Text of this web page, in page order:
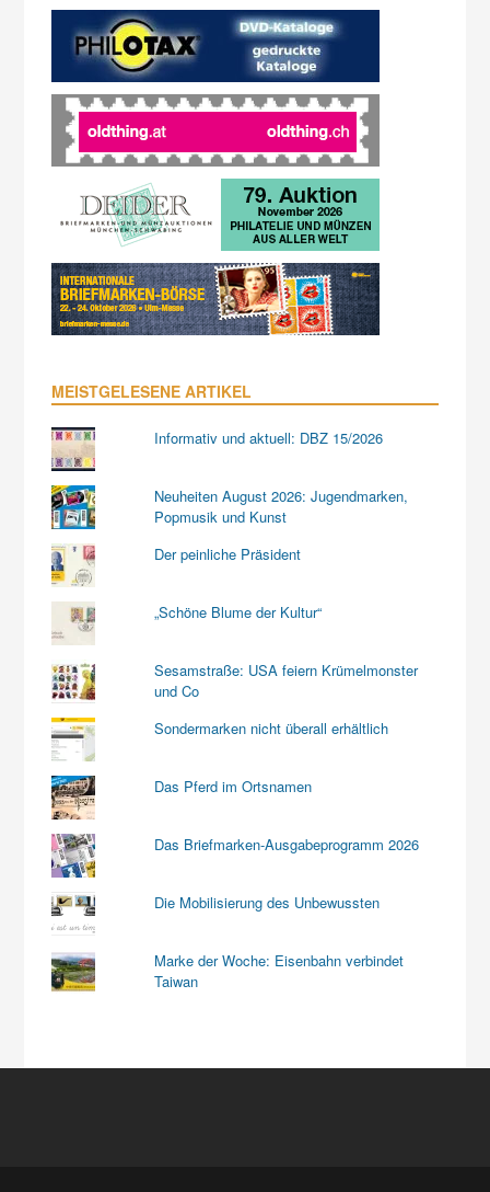
MEISTGELESENE ARTIKEL
Informativ und aktuell: DBZ 15/2026
Neuheiten August 2026: Jugendmarken,
Popmusik und Kunst
Der peinliche Präsident
„Schöne Blume der Kultur“
Sesamstraße: USA feiern Krümelmonster
und Co
Sondermarken nicht überall erhältlich
Das Pferd im Ortsnamen
Das Briefmarken-Ausgabeprogramm 2026
Die Mobilisierung des Unbewussten
Marke der Woche: Eisenbahn verbindet
Taiwan